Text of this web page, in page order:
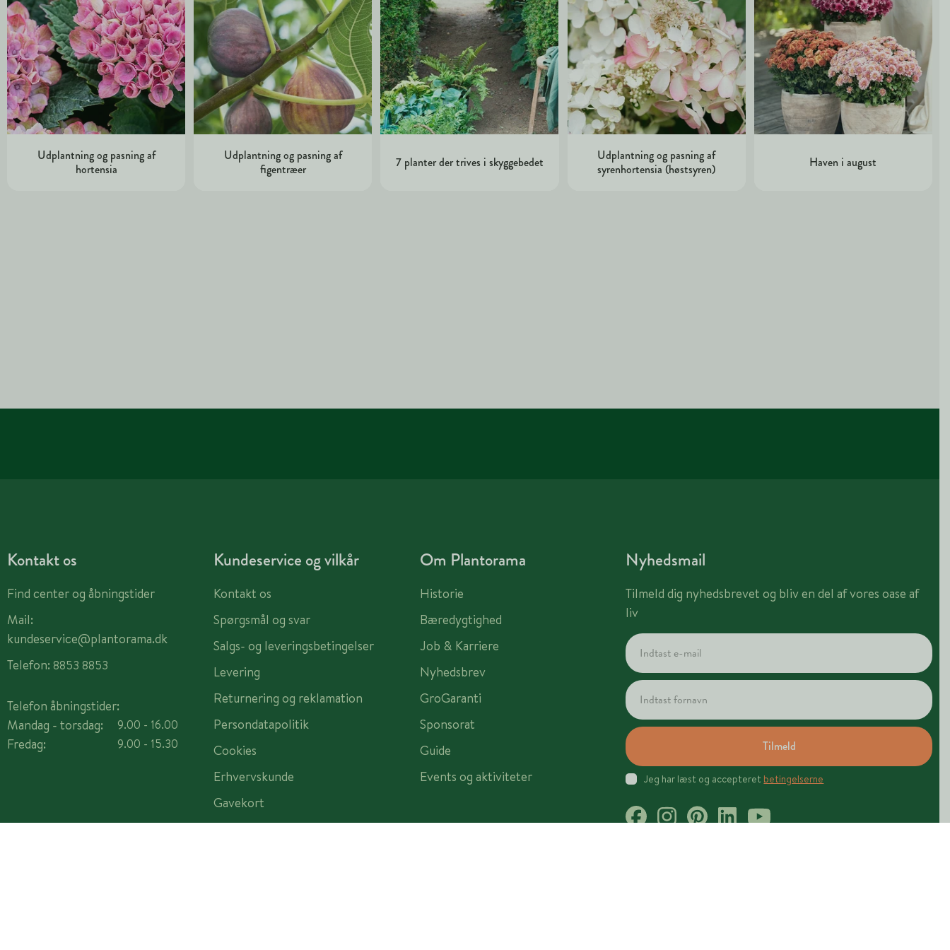
Udplantning og pasning af
hortensia
Udplantning og pasning af
figentræer
7 planter der trives i skyggebedet
Udplantning og pasning af
syrenhortensia (høstsyren)
Haven i august
Kontakt os
Find center og åbningstider
Mail:
kundeservice@plantorama.dk
Telefon: 8853 8853
Telefon åbningstider:
Mandag - torsdag:
Fredag:
9.00 - 16.00
9.00 - 15.30
Kundeservice og vilkår
Kontakt os
Spørgsmål og svar
Salgs- og leveringsbetingelser
Levering
Returnering og reklamation
Persondatapolitik
Cookies
Erhvervskunde
Gavekort
Om Plantorama
Historie
Bæredygtighed
Job & Karriere
Nyhedsbrev
GroGaranti
Sponsorat
Guide
Events og aktiviteter
Nyhedsmail
Tilmeld dig nyhedsbrevet og bliv en del af vores oase af
liv
Tilmeld
Jeg har læst og accepteret betingelserne